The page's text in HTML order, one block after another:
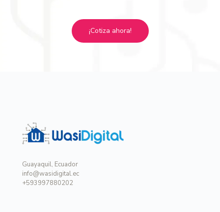
¡Cotiza ahora!
Guayaquil, Ecuador
info@wasidigital.ec
+593997880202